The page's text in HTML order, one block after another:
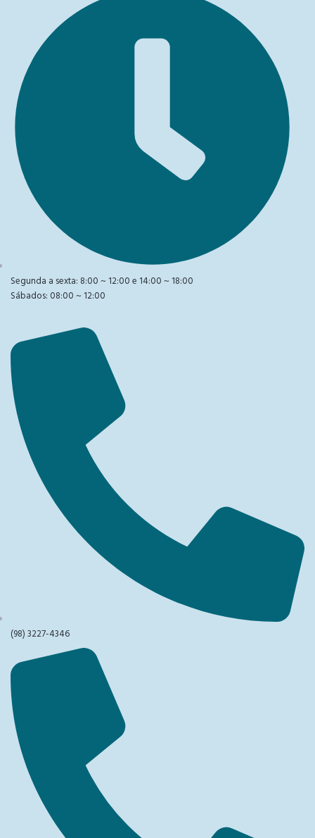
Segunda a sexta: 8:00 ~ 12:00 e 14:00 ~ 18:00
Sábados: 08:00 ~ 12:00
(98) 3227-4346